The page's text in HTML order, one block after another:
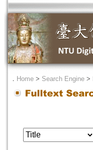
． Home > Search Engine >